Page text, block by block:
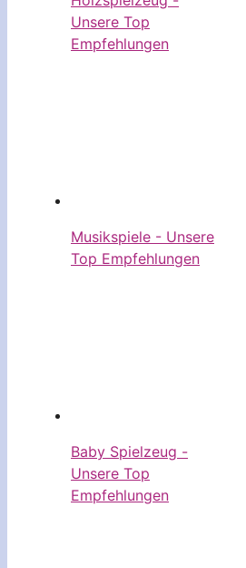
Unsere Top
Empfehlungen
Musikspiele - Unsere
Top Empfehlungen
Baby Spielzeug -
Unsere Top
Empfehlungen